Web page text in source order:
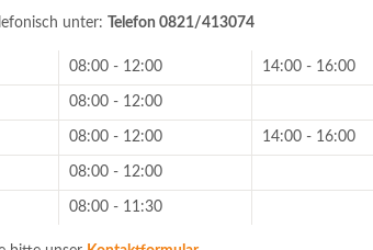
unter: Telefon 0821/413074
08:00 - 12:00 14:00 - 16:00
08:00 - 12:00
08:00 - 12:00 14:00 - 16:00
08:00 - 12:00
08:00 - 11:30